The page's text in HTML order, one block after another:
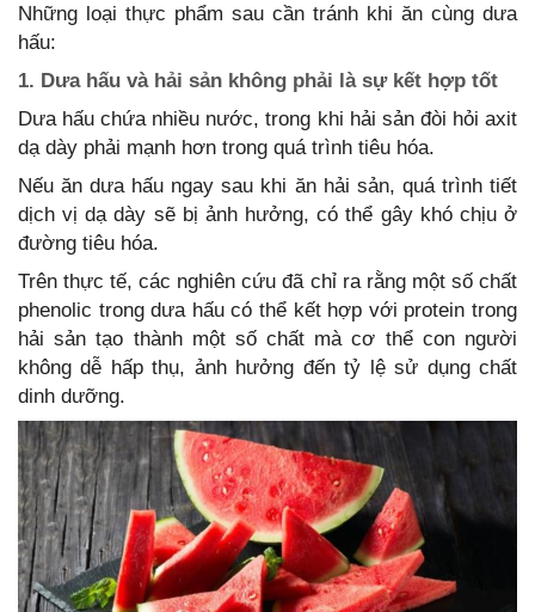
Những loại thực phẩm sau cần tránh khi ăn cùng dưa
hấu:
1. Dưa hấu và hải sản không phải là sự kết hợp tốt
Dưa hấu chứa nhiều nước, trong khi hải sản đòi hỏi axit
dạ dày phải mạnh hơn trong quá trình tiêu hóa.
Nếu ăn dưa hấu ngay sau khi ăn hải sản, quá trình tiết
dịch vị dạ dày sẽ bị ảnh hưởng, có thể gây khó chịu ở
đường tiêu hóa.
Trên thực tế, các nghiên cứu đã chỉ ra rằng một số chất
phenolic trong dưa hấu có thể kết hợp với protein trong
hải sản tạo thành một số chất mà cơ thể con người
không dễ hấp thụ, ảnh hưởng đến tỷ lệ sử dụng chất
dinh dưỡng.